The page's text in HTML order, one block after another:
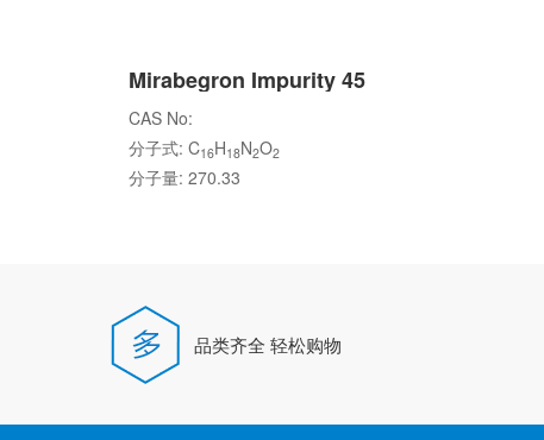
Mirabegron Impurity 45
CAS No:
分子式: C16H18N2O2
分子量: 270.33
品类齐全 轻松购物